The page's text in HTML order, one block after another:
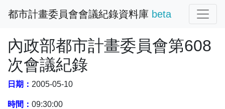
都市計畫委員會會議紀錄資料庫 beta
內政部都市計畫委員會第608
次會議紀錄
日期： 2005-05-10
時間： 09:30:00